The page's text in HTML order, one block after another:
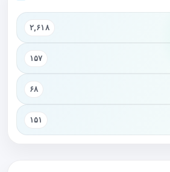
۲,۶۱۸
۱۵۷
۶۸
۱۵۱